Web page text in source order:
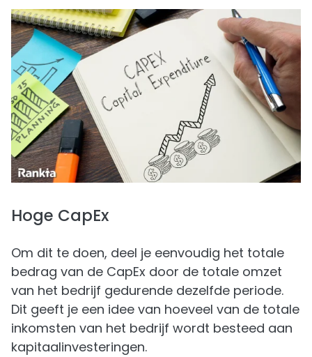
Hoge CapEx
Om dit te doen, deel je eenvoudig het totale
bedrag van de CapEx door de totale omzet
van het bedrijf gedurende dezelfde periode.
Dit geeft je een idee van hoeveel van de totale
inkomsten van het bedrijf wordt besteed aan
kapitaalinvesteringen.